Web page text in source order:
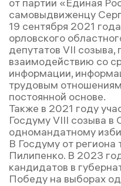
самовыдвиженцу
19 сентября 2021
орловского
депутатов VII
взаимодействию со
информации,
трудовым
постоянной основе.
Также в 2021 году
Госдуму VIII созыва в
одномандатному
В Госдуму от
Пилипенко. В 2023
кандидатов в
Победу на выборах